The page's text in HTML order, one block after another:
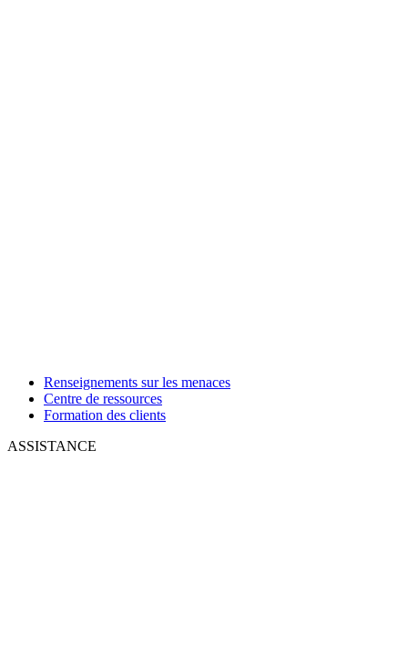
Renseignements sur les menaces
Centre de ressources
Formation des clients
ASSISTANCE